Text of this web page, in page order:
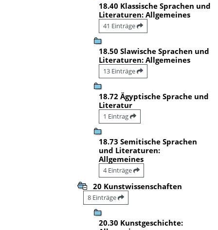
18.40 Klassische Sprachen und
Literaturen: Allgemeines
41 Einträge
18.50 Slawische Sprachen und
Literaturen: Allgemeines
13 Einträge
18.72 Ägyptische Sprache und
Literatur
1 Eintrag
18.73 Semitische Sprachen
und Literaturen:
Allgemeines
4 Einträge
20 Kunstwissenschaften
8 Einträge
20.30 Kunstgeschichte: